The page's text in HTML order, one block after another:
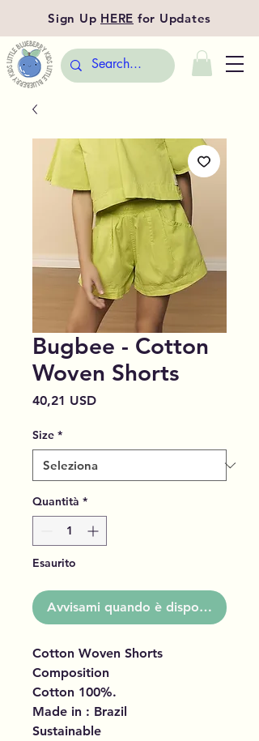
Sign Up HERE for Updates
Bugbee - Cotton
Woven Shorts
40,21 USDPrezzo
Size *
Quantità *
Esaurito
Avvisami quando è disponibile
Cotton Woven Shorts
Composition
Cotton 100%.
Made in : Brazil
Sustainable